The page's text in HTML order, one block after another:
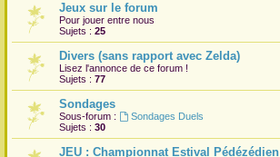
Jeux sur le forum
Pour jouer entre nous
Sujets : 25
Divers (sans rapport avec Zelda)
Lisez l'annonce de ce forum !
Sujets : 77
Sondages
Sous-forum :
Sondages Duels
Sujets : 30
JEU : Championnat Estival Pédézédien